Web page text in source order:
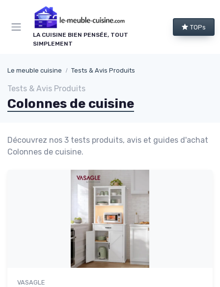
LA CUISINE BIEN PENSÉE, TOUT
SIMPLEMENT
TOPs
Le meuble cuisine Tests & Avis Produits
Tests & Avis Produits
Colonnes de cuisine
Découvrez nos 3 tests produits, avis et guides d'achat
Colonnes de cuisine.
VASAGLE
Panneau de gestion des cookies